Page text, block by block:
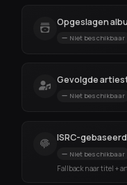
Opgeslagen
Niet beschikbaar
Gevolgde
Niet beschikbaar
ISRC-
Niet beschikbaar
Fallback naar titel +